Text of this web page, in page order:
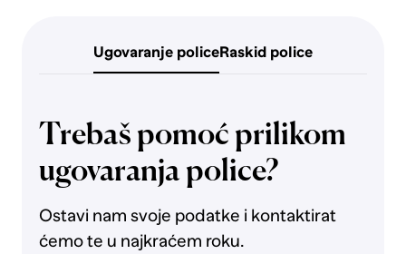
Ugovaranje policeRaskid police
Trebaš pomoć prilikom
ugovaranja police?
Ostavi nam svoje podatke i kontaktirat
ćemo te u najkraćem roku.